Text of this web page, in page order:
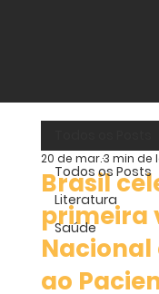
Todos os Posts
Literatura
Saúde
Brasil
primeira
ao
20 de mar.3 min de